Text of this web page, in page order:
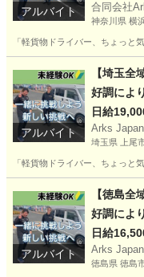
アルバイト 合同会社
神奈川県 横
「軽貨物ドライバー、ちょっ
ドライ
アルバイト
【埼玉全
好調によ
日給
Arks Japan
埼玉県 上尾
「軽貨物ドライバー、ちょっ
ドライバ
アルバイト
【徳島全
好調によ
日給
Arks Japan
徳島県 徳島